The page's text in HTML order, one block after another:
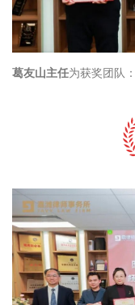
葛友山主任为获奖团队：